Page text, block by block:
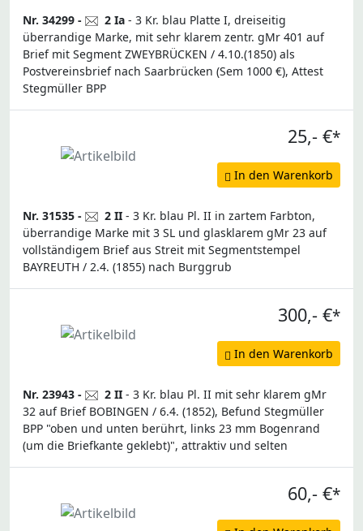
Nr. 34299 - 2 Ia - 3 Kr. blau Platte I, dreiseitig
überrandige Marke, mit sehr klarem zentr. gMr 401 auf
Brief mit Segment ZWEYBRÜCKEN / 4.10.(1850) als
Postvereinsbrief nach Saarbrücken (Sem 1000 €), Attest
Stegmüller BPP
25,- €*
In den Warenkorb
Nr. 31535 - 2 II - 3 Kr. blau Pl. II in zartem Farbton,
überrandige Marke mit 3 SL und glasklarem gMr 23 auf
vollständigem Brief aus Streit mit Segmentstempel
BAYREUTH / 2.4. (1855) nach Burggrub
300,- €*
In den Warenkorb
Nr. 23943 - 2 II - 3 Kr. blau Pl. II mit sehr klarem gMr
32 auf Brief BOBINGEN / 6.4. (1852), Befund Stegmüller
BPP "oben und unten berührt, links 23 mm Bogenrand
(um die Briefkante geklebt)", attraktiv und selten
60,- €*